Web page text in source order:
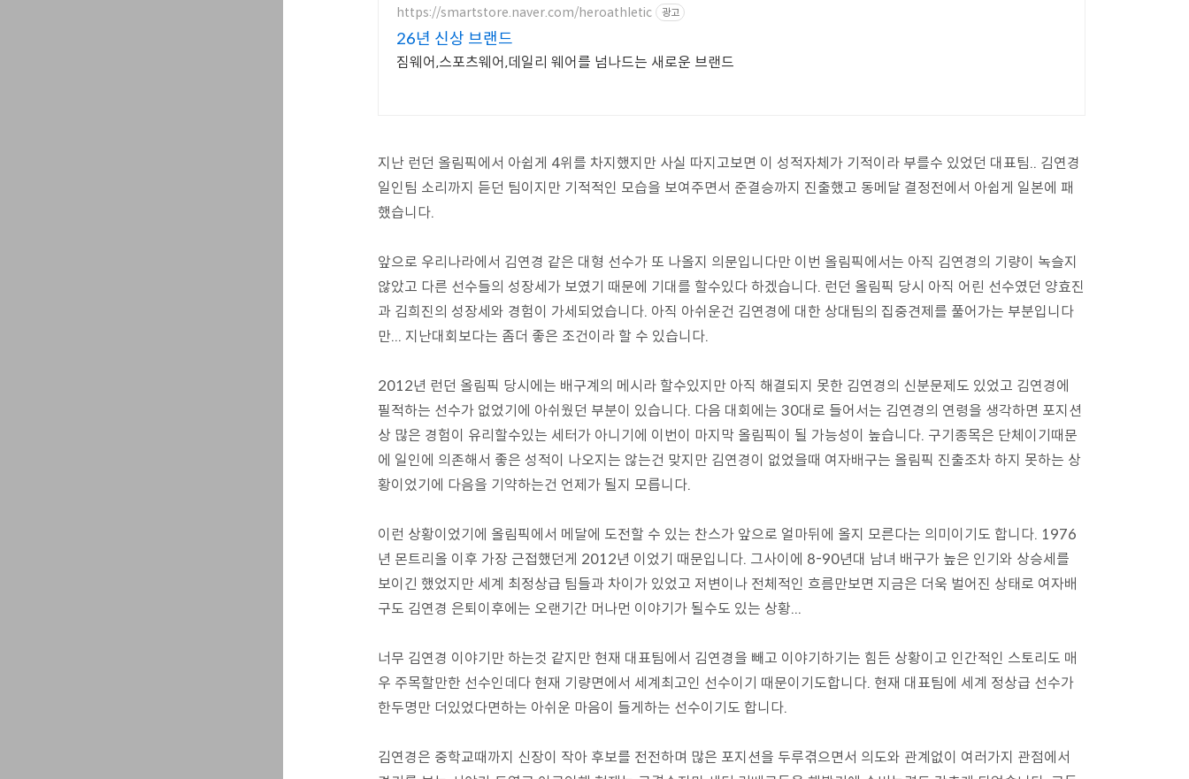
https://smartstore.naver.com/heroathletic 광고
26년 신상 브랜드
짐웨어,스포츠웨어,데일리 웨어를 넘나드는 새로운 브랜드
지난 런던 올림픽에서 아쉽게 4위를 차지했지만 사실 따지고보면 이 성적자체가 기적이라 부를수 있었던 대표팀.. 김연경
일인팀 소리까지 듣던 팀이지만 기적적인 모습을 보여주면서 준결승까지 진출했고 동메달 결정전에서 아쉽게 일본에 패
했습니다.
앞으로 우리나라에서 김연경 같은 대형 선수가 또 나올지 의문입니다만 이번 올림픽에서는 아직 김연경의 기량이 녹슬지
않았고 다른 선수들의 성장세가 보였기 때문에 기대를 할수있다 하겠습니다. 런던 올림픽 당시 아직 어린 선수였던 양효진
과 김희진의 성장세와 경험이 가세되었습니다. 아직 아쉬운건 김연경에 대한 상대팀의 집중견제를 풀어가는 부분입니다
만... 지난대회보다는 좀더 좋은 조건이라 할 수 있습니다.
2012년 런던 올림픽 당시에는 배구계의 메시라 할수있지만 아직 해결되지 못한 김연경의 신분문제도 있었고 김연경에
필적하는 선수가 없었기에 아쉬웠던 부분이 있습니다. 다음 대회에는 30대로 들어서는 김연경의 연령을 생각하면 포지션
상 많은 경험이 유리할수있는 세터가 아니기에 이번이 마지막 올림픽이 될 가능성이 높습니다. 구기종목은 단체이기때문
에 일인에 의존해서 좋은 성적이 나오지는 않는건 맞지만 김연경이 없었을때 여자배구는 올림픽 진출조차 하지 못하는 상
황이었기에 다음을 기약하는건 언제가 될지 모릅니다.
이런 상황이었기에 올림픽에서 메달에 도전할 수 있는 찬스가 앞으로 얼마뒤에 올지 모른다는 의미이기도 합니다. 1976
년 몬트리올 이후 가장 근접했던게 2012년 이었기 때문입니다. 그사이에 8-90년대 남녀 배구가 높은 인기와 상승세를
보이긴 했었지만 세계 최정상급 팀들과 차이가 있었고 저변이나 전체적인 흐름만보면 지금은 더욱 벌어진 상태로 여자배
구도 김연경 은퇴이후에는 오랜기간 머나먼 이야기가 될수도 있는 상황...
너무 김연경 이야기만 하는것 같지만 현재 대표팀에서 김연경을 빼고 이야기하기는 힘든 상황이고 인간적인 스토리도 매
우 주목할만한 선수인데다 현재 기량면에서 세계최고인 선수이기 때문이기도합니다. 현재 대표팀에 세계 정상급 선수가
한두명만 더있었다면하는 아쉬운 마음이 들게하는 선수이기도 합니다.
김연경은 중학교때까지 신장이 작아 후보를 전전하며 많은 포지션을 두루겪으면서 의도와 관계없이 여러가지 관점에서